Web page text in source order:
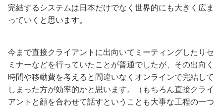
完結するシステムは日本だけでなく世界的にも大きく広ま
っていくと思います。
今まで直接クライアントに出向いてミーティングしたりセ
ミナーなどを行っていたことが普通でしたが、その出向く
時間や移動費を考えると間違いなくオンラインで完結して
しまった方が効率的かと思います。（もちろん直接クライ
アントと顔を合わせて話すということも大事な工程の一つ